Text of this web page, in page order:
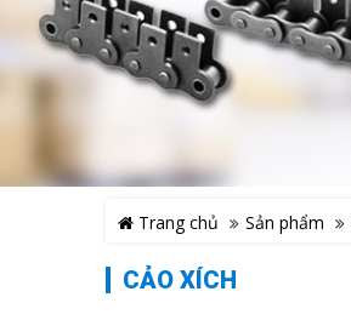
Trang chủ Sản phẩm
CẢO XÍCH